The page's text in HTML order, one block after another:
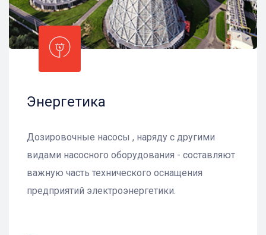
Энергетика
Дозировочные насосы , наряду с другими
видами насосного оборудования - составляют
важную часть технического оснащения
предприятий электроэнергетики.